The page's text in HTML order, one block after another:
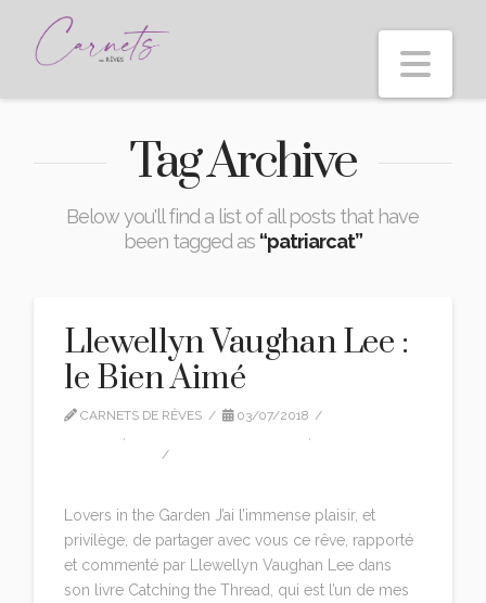
Tag Archive
Below you'll find a list of all posts that have
been tagged as “patriarcat”
Llewellyn Vaughan Lee :
le Bien Aimé
CARNETS DE RÊVES
03/07/2018
,
,
Lovers in the Garden J’ai l’immense plaisir, et
privilège, de partager avec vous ce rêve, rapporté
et commenté par Llewellyn Vaughan Lee dans
son livre Catching the Thread, qui est l’un de mes